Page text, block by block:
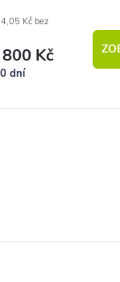
Kč bez
Kč
dní